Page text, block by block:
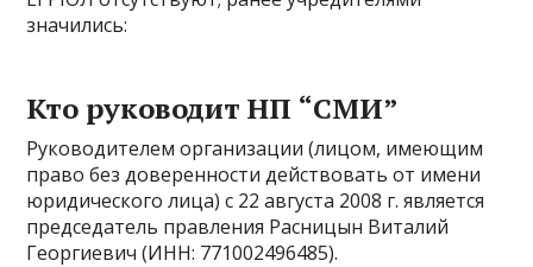
значились:
Кто руководит НП “СМИ”
Руководителем организации (лицом, имеющим
право без доверенности действовать от имени
юридического лица) с 22 августа 2008 г. является
председатель правления Расницын Виталий
Георгиевич (ИНН: 771002496485).